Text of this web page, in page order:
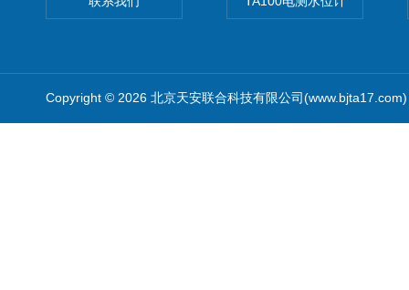
Copyright © 2026 北京天安联合科技有限公司